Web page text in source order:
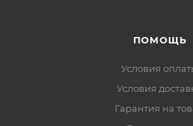
ПОМОЩЬ
Условия
Условия
Гарантия на